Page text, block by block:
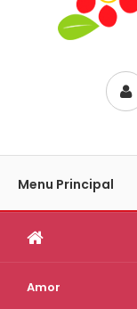
Menu Principal
Amor